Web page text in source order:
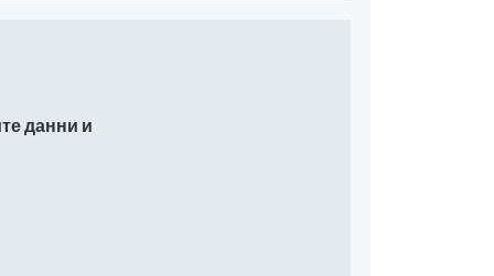
данни и